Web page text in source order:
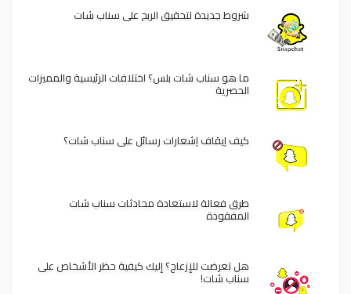
شروط جديدة لتحقيق الربح على سناب شات
ما هو سناب شات بلس؟ اختلافات الرئيسية والمميزات
الحصرية
كيف إيقاف إشعارات رسائل على سناب شات؟
طرق فعالة لاستعادة محادثات سناب شات
المفقودة
هل تعرضت للإزعاج؟ إليك كيفية حظر الأشخاص على
سناب شات!